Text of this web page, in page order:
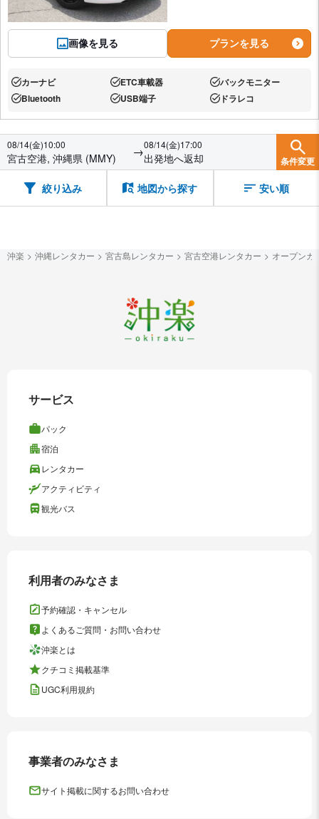
画像を見る プランを見る
あり:カーナビ あり:ETC車載器 あり:バックモニター
あり:Bluetooth あり:USB端子 あり:ドラレコ
08/14(金)10:00
宮古空港, 沖縄県 (MMY) →08/14(金)17:00
出発地へ返却 条件変更
絞り込み 地図から探す 安い順
沖楽 沖縄レンタカー 宮古島レンタカー 宮古空港レンタカー オープンカ
サービス
パック
宿泊
レンタカー
アクティビティ
観光バス
利用者のみなさま
予約確認・キャンセル
よくあるご質問・お問い合わせ
沖楽とは
クチコミ掲載基準
UGC利用規約
事業者のみなさま
サイト掲載に関するお問い合わせ